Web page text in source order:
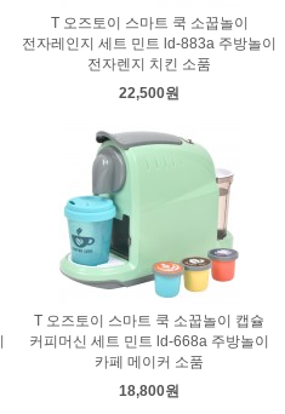
T 오즈토이 스마트 쿡 소꿉놀이
전자레인지 세트 민트 ld-883a 주방놀이
전자렌지 치킨 소품
22,500원
T 오즈토이 스마트 쿡 소꿉놀이 캡슐
커피머신 세트 민트 ld-668a 주방놀이
카페 메이커 소품
18,800원